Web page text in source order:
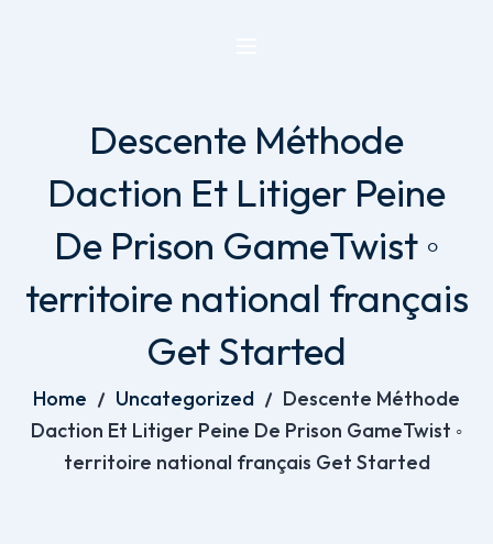
Descente Méthode
Daction Et Litiger Peine
De Prison GameTwist ◦
territoire national français
Get Started
Home Uncategorized
Descente Méthode
Daction Et Litiger Peine De Prison GameTwist ◦
territoire national français Get Started